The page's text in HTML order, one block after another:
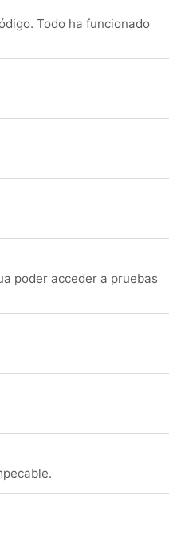
Todo ha funcionado
poder acceder a pruebas